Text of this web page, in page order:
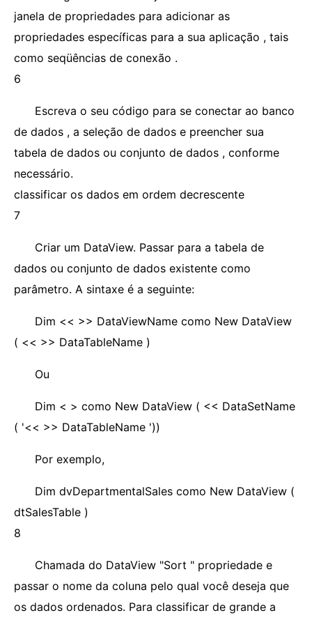
janela de propriedades para adicionar as
propriedades específicas para a sua aplicação , tais
como seqüências de conexão .
6
Escreva o seu código para se conectar ao banco
de dados , a seleção de dados e preencher sua
tabela de dados ou conjunto de dados , conforme
necessário.
classificar os dados em ordem decrescente
7
Criar um DataView. Passar para a tabela de
dados ou conjunto de dados existente como
parâmetro. A sintaxe é a seguinte:
Dim << >> DataViewName como New DataView
( << >> DataTableName )
Ou
Dim < > como New DataView ( << DataSetName
( '<< >> DataTableName '))
Por exemplo,
Dim dvDepartmentalSales como New DataView (
dtSalesTable )
8
Chamada do DataView "Sort " propriedade e
passar o nome da coluna pelo qual você deseja que
os dados ordenados. Para classificar de grande a